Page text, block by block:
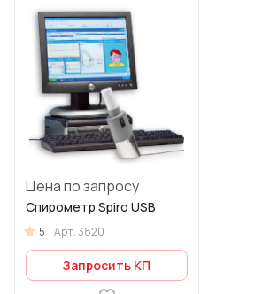
Цена по запросу
Спирометр Spiro USB
5 Арт.3820
Запросить КП